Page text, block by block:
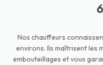
Nos chauffeurs
environs. Ils maîtrisent les
embouteillages et vous